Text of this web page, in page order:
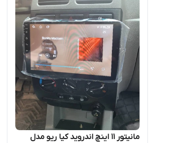
مانیتور 11 اینچ اندروید کیا ریو مدل